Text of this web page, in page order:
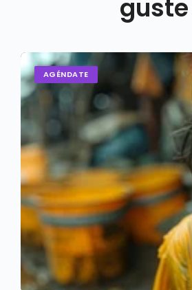
guste
AGÉNDATE